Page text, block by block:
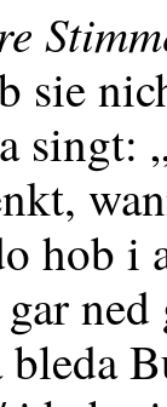
sie
hob i
gar